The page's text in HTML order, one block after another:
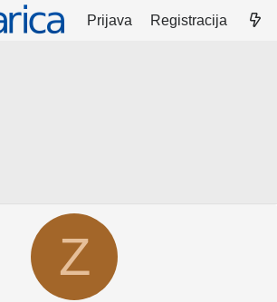
Prijava Registracija
Z